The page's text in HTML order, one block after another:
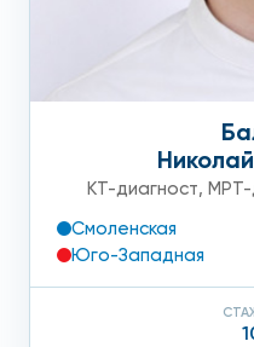
КТ-диагност, МРТ-
Смоленская
Юго-Западная